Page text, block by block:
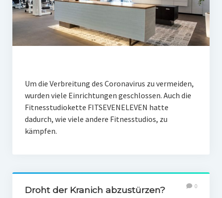
Um die Verbreitung des Coronavirus zu vermeiden,
wurden viele Einrichtungen geschlossen. Auch die
Fitnesstudiokette FITSEVENELEVEN hatte
dadurch, wie viele andere Fitnesstudios, zu
kämpfen.
Droht der Kranich abzustürzen? 0